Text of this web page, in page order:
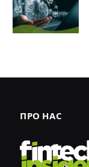
ПРО НАС